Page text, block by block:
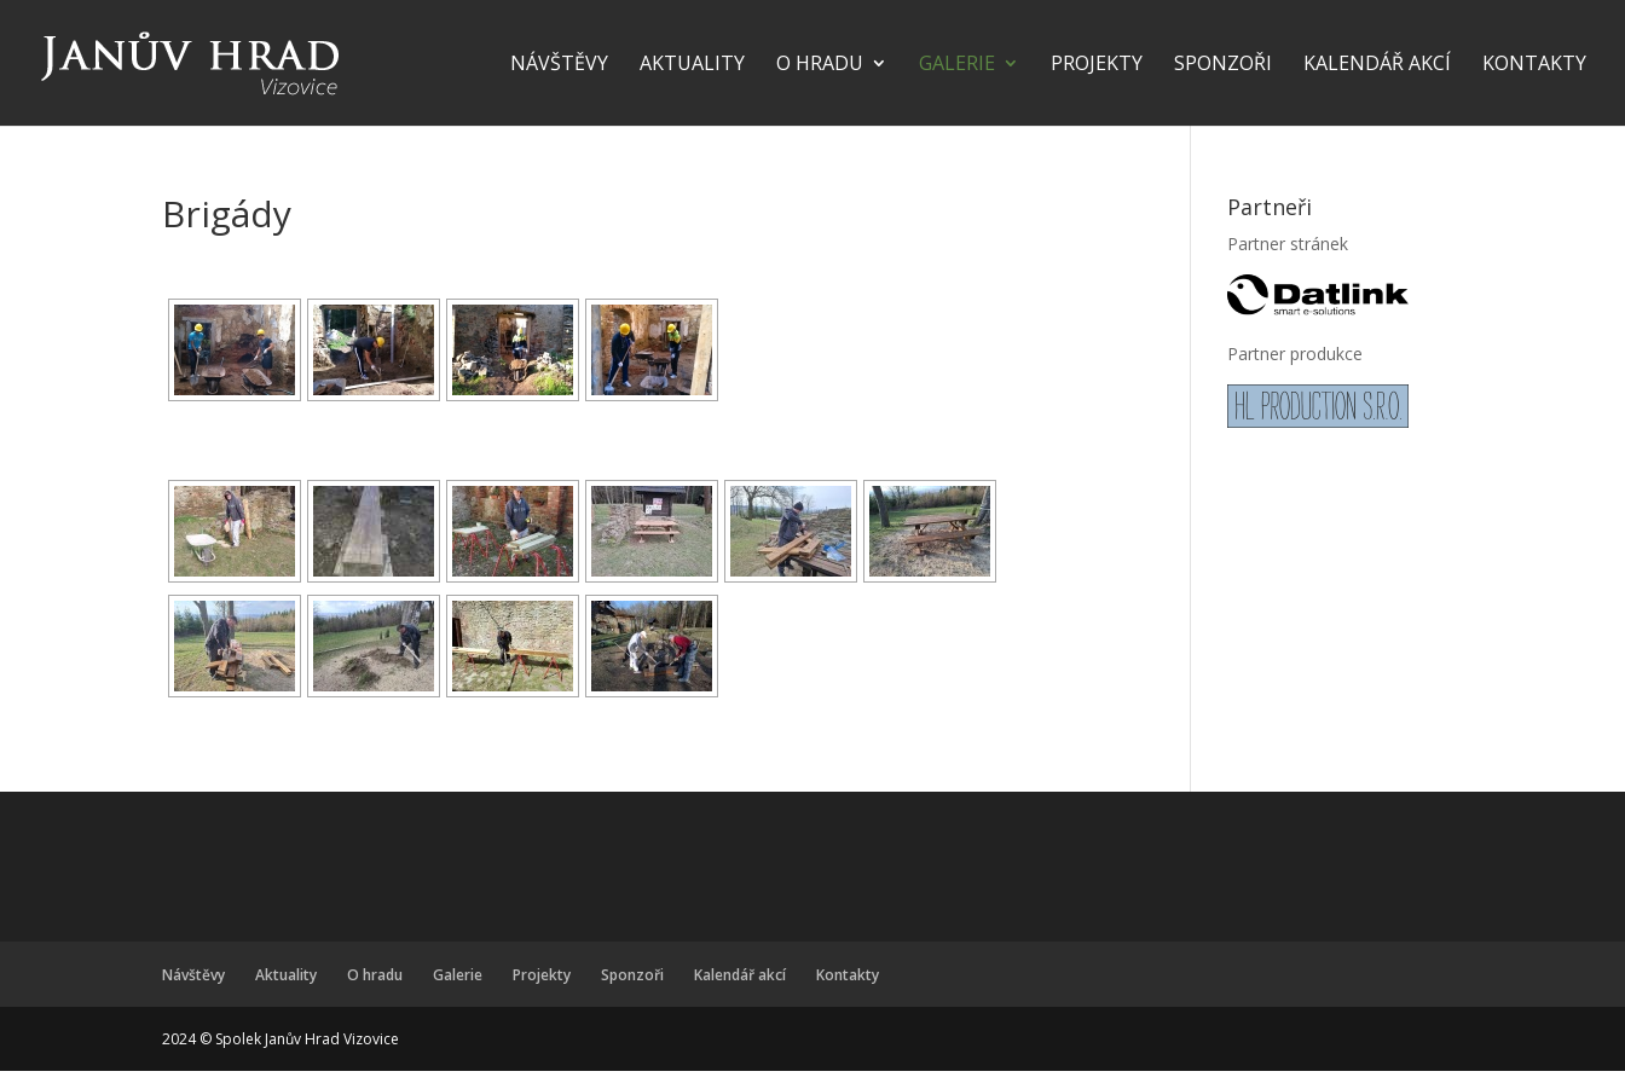
NÁVŠTĚVY AKTUALITY O HRADU GALERIE PROJEKTY SPONZOŘI KALENDÁŘ AKCÍ KONTAKTY
Brigády Partneři
Partner stránek
Partner produkce
Návštěvy Aktuality O hradu Galerie Projekty Sponzoři Kalendář akcí Kontakty
2024 © Spolek Janův Hrad Vizovice